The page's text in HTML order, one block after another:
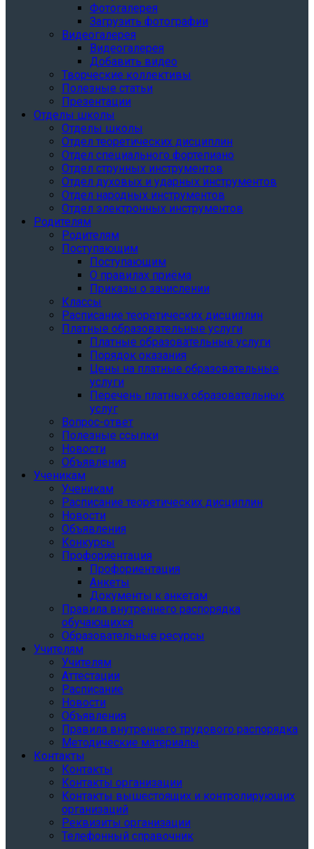
Фотогалерея
Загрузить фотографии
Видеогалерея
Видеогалерея
Добавить видео
Творческие коллективы
Полезные статьи
Презентации
Отделы школы
Отделы школы
Отдел теоретических дисциплин
Отдел специального фортепиано
Отдел струнных инструментов
Отдел духовых и ударных инструментов
Отдел народных инструментов
Отдел электронных инструментов
Родителям
Родителям
Поступающим
Поступающим
О правилах приёма
Приказы о зачислении
Классы
Расписание теоретических дисциплин
Платные образовательные услуги
Платные образовательные услуги
Порядок оказания
Цены на платные образовательные
услуги
Перечень платных образовательных
услуг
Вопрос-ответ
Полезные ссылки
Новости
Объявления
Ученикам
Ученикам
Расписание теоретических дисциплин
Новости
Объявления
Конкурсы
Профориентация
Профориентация
Анкеты
Документы к анкетам
Правила внутреннего распорядка
обучающихся
Образовательные ресурсы
Учителям
Учителям
Аттестации
Расписание
Новости
Объявления
Правила внутреннего трудового распорядка
Методические материалы
Контакты
Контакты
Контакты организации
Контакты вышестоящих и контролирующих
организаций
Реквизиты организации
Телефонный справочник